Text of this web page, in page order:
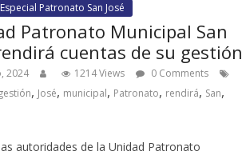
Patronato San José
Patronato Municipal San
cuentas de su gestión
2024 1214 Views
0 Comments
gestión, José, municipal, Patronato, rendirá, San,
autoridades de la Unidad Patronato